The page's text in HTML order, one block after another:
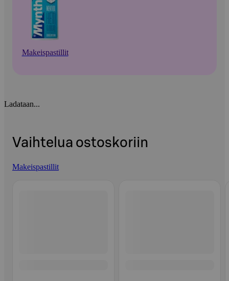
Makeispastillit
Ladataan...
Vaihtelua ostoskoriin
Makeispastillit